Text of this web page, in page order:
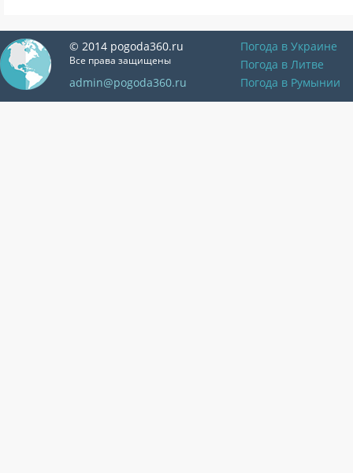
© 2014 pogoda360.ru
Все права защищены
admin@pogoda360.ru
Погода в Украине
Погода в Литве
Погода в Румынии